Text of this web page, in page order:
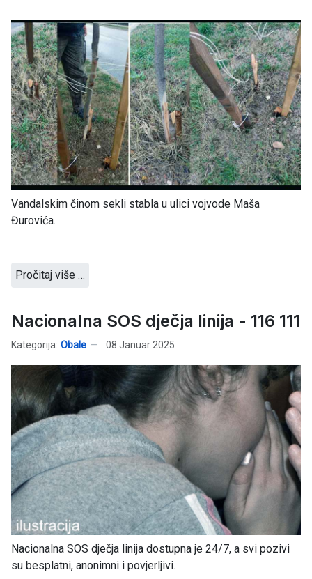
Vandalskim činom sekli stabla u ulici vojvode Maša
Đurovića.
Pročitaj više …
Nacionalna SOS dječja linija - 116 111
Kategorija: Obale 08 Januar 2025
Nacionalna SOS dječja linija dostupna je 24/7, a svi pozivi
su besplatni, anonimni i povjerljivi.